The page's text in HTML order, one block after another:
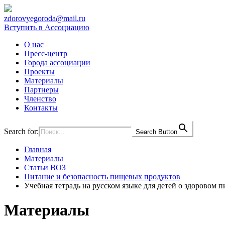
zdorovyegoroda@mail.ru
Вступить в Ассоциацию
О нас
Пресс-центр
Города ассоциации
Проекты
Материалы
Партнеры
Членство
Контакты
Search for: Search Button
Главная
Материалы
Статьи ВОЗ
Питание и безопасность пищевых продуктов
Учебная тетрадь на русском языке для детей о здоровом
Материалы